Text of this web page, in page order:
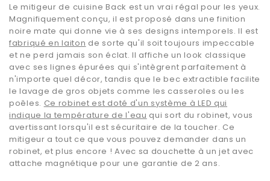
Lemitigeur de cuisine Back est un vrai régal pour les yeux.
Magnifiquement conçu, il est proposé dans une finition
noire mate qui donne vie à ses designs intemporels. Il est
fabriqué en laiton de sorte qu'il soit toujours impeccable
et ne perd jamais son éclat. Il affiche un look classique
avec ses lignes épurées qui s'intègrent parfaitement à
n'importe quel décor, tandis que le bec extractible facilite
le lavage de gros objets comme les casseroles ou les
poêles. Ce robinet est doté d'un système à LED qui
indique la température de l'eau qui sort du robinet, vous
avertissant lorsqu'il est sécuritaire de la toucher. Ce
mitigeur a tout ce que vous pouvez demander dans un
robinet, et plus encore ! Avec sa douchette à un jet avec
attache magnétique pour une garantie de 2 ans.